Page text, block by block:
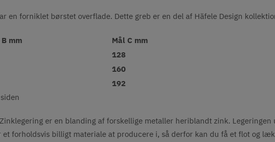
en forniklet børstet overflade. Dette greb er en del af Häfele Design
mm
Mål C mm
128
160
192
er en blanding af forskellige metaller heriblandt zink.
forholdsvis billigt materiale at producere i, så derfor kan du få et flot og